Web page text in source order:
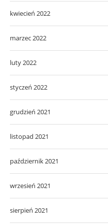
kwiecień 2022
marzec 2022
luty 2022
styczeń 2022
grudzień 2021
listopad 2021
październik 2021
wrzesień 2021
sierpień 2021